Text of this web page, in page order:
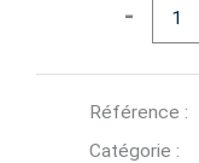
-
Référence :
Catégorie :